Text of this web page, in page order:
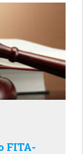
FITA-